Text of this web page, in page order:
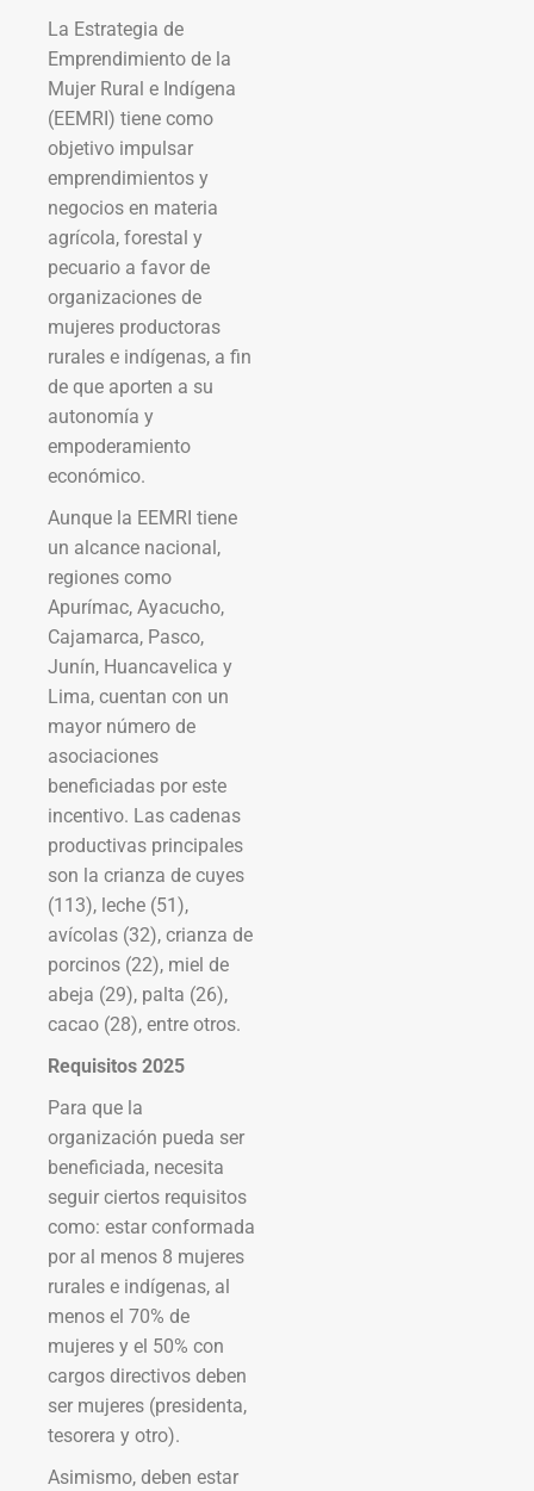
La Estrategia de
Emprendimiento de la
Mujer Rural e Indígena
(EEMRI) tiene como
objetivo impulsar
emprendimientos y
negocios en materia
agrícola, forestal y
pecuario a favor de
organizaciones de
mujeres productoras
rurales e indígenas, a fin
de que aporten a su
autonomía y
empoderamiento
económico.
Aunque la EEMRI tiene
un alcance nacional,
regiones como
Apurímac, Ayacucho,
Cajamarca, Pasco,
Junín, Huancavelica y
Lima, cuentan con un
mayor número de
asociaciones
beneficiadas por este
incentivo. Las cadenas
productivas principales
son la crianza de cuyes
(113), leche (51),
avícolas (32), crianza de
porcinos (22), miel de
abeja (29), palta (26),
cacao (28), entre otros.
Requisitos 2025
Para que la
organización pueda ser
beneficiada, necesita
seguir ciertos requisitos
como: estar conformada
por al menos 8 mujeres
rurales e indígenas, al
menos el 70% de
mujeres y el 50% con
cargos directivos deben
ser mujeres (presidenta,
tesorera y otro).
Asimismo, deben estar